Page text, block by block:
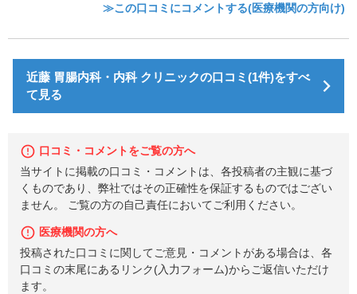
≫この口コミにコメントする(医療機関の方向け)
近藤 胃腸内科・内科 クリニックの口コミ(1件)をすべ
て見る
口コミ・コメントをご覧の方へ
当サイトに掲載の口コミ・コメントは、各投稿者の主観に基づ
くものであり、弊社ではその正確性を保証するものではござい
ません。 ご覧の方の自己責任においてご利用ください。
医療機関の方へ
投稿された口コミに関してご意見・コメントがある場合は、各
口コミの末尾にあるリンク(入力フォーム)からご返信いただけ
ます。